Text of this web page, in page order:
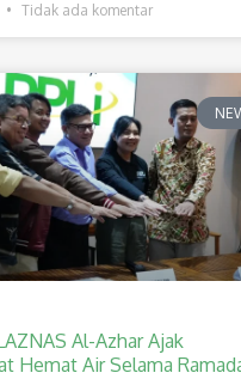
Tidak ada komentar
Al-Azhar Ajak
Hemat Air Selama